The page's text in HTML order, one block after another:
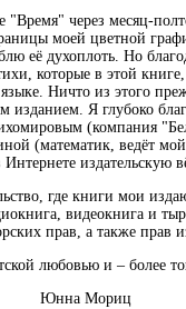
"Время" через месяц-
моей цветной
её духоплоть. Но
которые в этой
Ничто из этого
изданием. Я глубоко
(компания
(математик, ведёт
издательскую
где книги мои
видеокнига и
прав, а также прав
любовью и – более
Юнна Мориц